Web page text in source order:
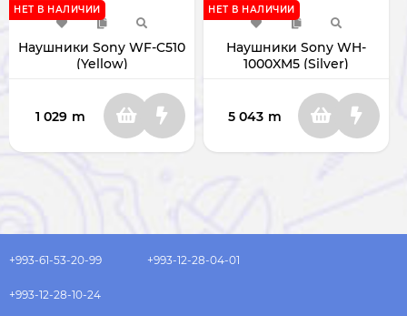
Наушники Sony WF-C510
(Yellow)
НЕТ В НАЛИЧИИ
1 029 m
Наушники Sony WH-
1000XM5 (Silver)
НЕТ В НАЛИЧИИ
5 043 m
+993-61-53-20-99 +993-12-28-04-01
+993-12-28-10-24